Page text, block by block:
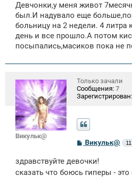
б
щ
н
и
Девчонки,у меня живот
был.И надувало еще
больницу на 2 недели. 4
день и все прошло.А потом
посыпались,масиков пока не
Викульк@
Только зачали
Сообщения: 7
Зарегистрирован:
С
б
щ
Викульк@
здравствуйте девочки!
сказать что боюсь гиперы - это